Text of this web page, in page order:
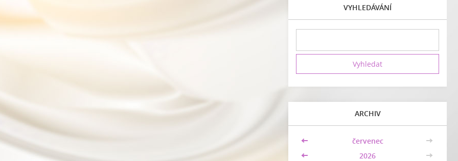
VYHLEDÁVÁNÍ
ARCHIV
<< červenec
>>
<<
2026
>>